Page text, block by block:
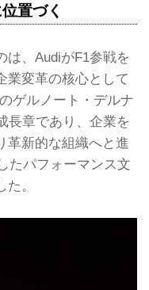
置づく
は、AudiがF1参戦を
業変革の核心として
ゲルノート・デルナ
長章であり、企業を
革新的な組織へと進
たパフォーマンス文
。